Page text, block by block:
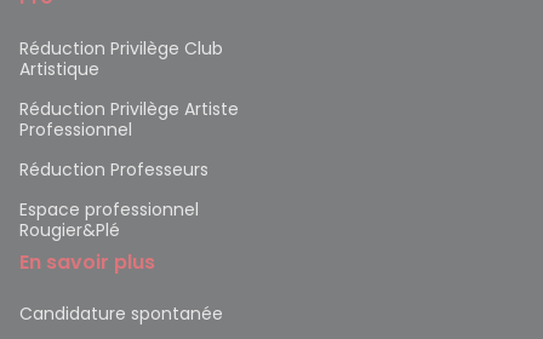
Réduction Privilège Club
Artistique
Réduction Privilège Artiste
Professionnel
Réduction Professeurs
Espace professionnel
Rougier&Plé
En savoir plus
Candidature spontanée